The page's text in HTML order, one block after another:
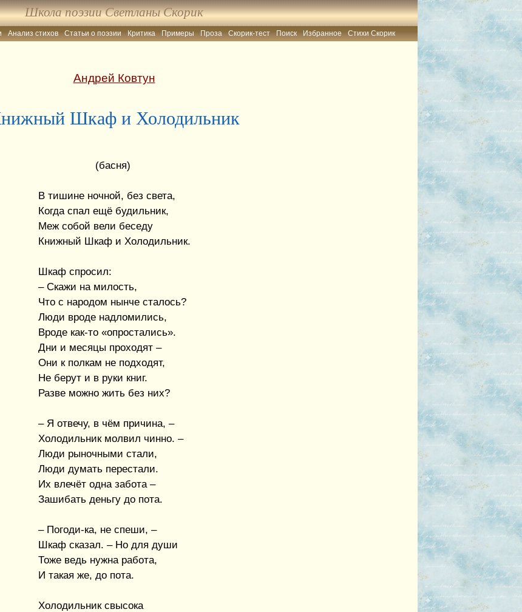
Школа поэзии Светланы Скорик
Анализ стихов Статьи о поэзии Критика Примеры Проза Скорик-тест Поиск Избранное Стихи Скорик
Андрей Ковтун
Шкаф и Холодильник
(басня)
В тишине ночной, без света,
Когда спал ещё будильник,
Меж собой вели беседу
Книжный Шкаф и Холодильник.
Шкаф спросил:
– Скажи на милость,
Что с народом нынче сталось?
Люди вроде надломились,
Вроде как-то «опростались».
Дни и месяцы проходят –
Они к полкам не подходят,
Не берут и в руки книг.
Разве можно жить без них?
– Я отвечу, в чём причина, –
Холодильник молвил чинно. –
Люди рыночными стали,
Люди думать перестали.
Их влечёт одна забота –
Зашибать деньгу до пота.
– Погоди-ка, не спеши, –
Шкаф сказал. – Но для души
Тоже ведь нужна работа,
И такая же, до пота.
Холодильник свысока